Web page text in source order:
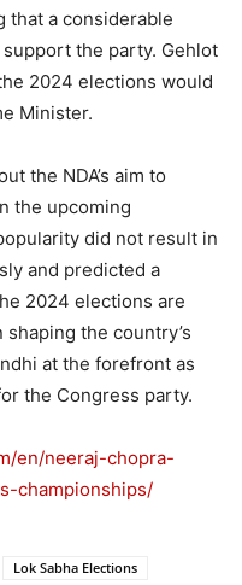
that a considerable
the party. Gehlot
2024 elections would
Minister.
the NDA’s aim to
the upcoming
did not result in
and predicted a
2024 elections are
the country’s
at the forefront as
the Congress party.
en/neeraj-chopra-
championships/
Lok Sabha Elections